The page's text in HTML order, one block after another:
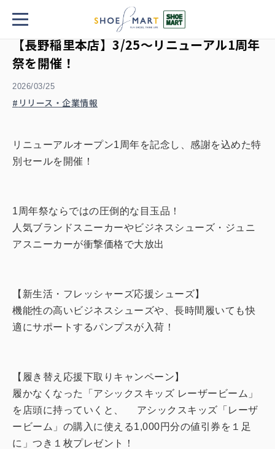
TOP 【長野稲里本店】3/25〜リニューアル1周年祭を開催！
2026/03/25
【長野稲里本店】3/25〜リニューアル1周年
祭を開催！
リニューアルオープン1周年を記念し、感謝を込めた特
別セールを開催！
1周年祭ならではの圧倒的な目玉品！
人気ブランドスニーカーやビジネスシューズ・ジュニ
アスニーカーが衝撃価格で大放出
【新生活・フレッシャーズ応援シューズ】
機能性の高いビジネスシューズや、長時間履いても快
適にサポートするパンプスが入荷！
【履き替え応援下取りキャンペーン】
履かなくなった「アシックスキッズ レーザービーム」
を店頭に持っていくと、 アシックスキッズ「レーザ
ービーム」の購入に使える1,000円分の値引券を１足
に」つき１枚プレゼント！
リリース・企業情報